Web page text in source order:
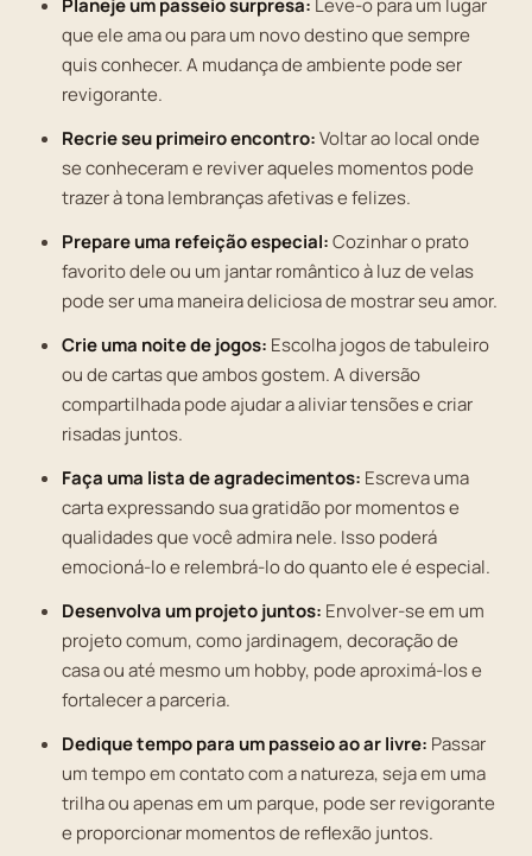
Planeje um passeio surpresa: Leve-o para um lugar
que ele ama ou para um novo destino que sempre
quis conhecer. A mudança de ambiente pode ser
revigorante.
Recrie seu primeiro encontro:Voltar ao local onde
se conheceram e reviver aqueles momentos pode
trazer à tona lembranças afetivas e felizes.
Prepare uma refeição especial:Cozinhar o prato
favorito dele ou um jantar romântico à luz de velas
pode ser uma maneira deliciosa de mostrar seu amor.
Crie uma noite de jogos: Escolha jogos de tabuleiro
ou de cartas que ambos gostem. A diversão
compartilhada pode ajudar a aliviar tensões e criar
risadas juntos.
Faça uma lista de agradecimentos: Escreva uma
carta expressando sua gratidão por momentos e
qualidades que você admira nele. Isso poderá
emocioná-lo e relembrá-lo do quanto ele é especial.
Desenvolva um projeto juntos: Envolver-se em um
projeto comum, como jardinagem, decoração de
casa ou até mesmo um hobby, pode aproximá-los e
fortalecer a parceria.
Dedique tempo para um passeio ao ar livre: Passar
um tempo em contato com a natureza, seja em uma
trilha ou apenas em um parque, pode ser revigorante
e proporcionar momentos de reflexão juntos.